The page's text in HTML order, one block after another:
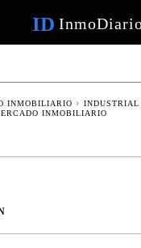
ID
INMOBILIARIO
INDUSTRIAL
INMOBILIARIO